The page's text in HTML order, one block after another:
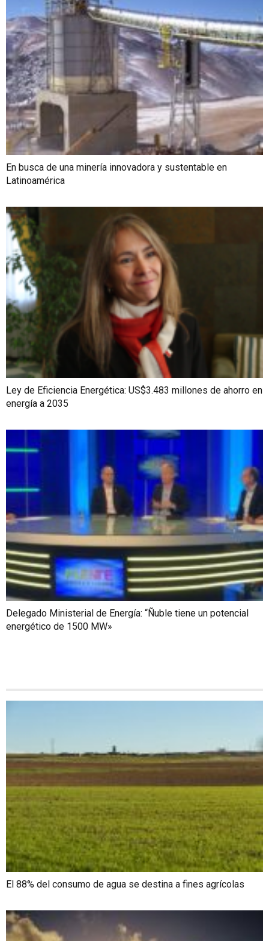
En busca de una minería innovadora y sustentable en
Latinoamérica
Ley de Eficiencia Energética: US$3.483 millones de ahorro en
energía a 2035
Delegado Ministerial de Energía: “Ñuble tiene un potencial
energético de 1500 MW»
El 88% del consumo de agua se destina a fines agrícolas